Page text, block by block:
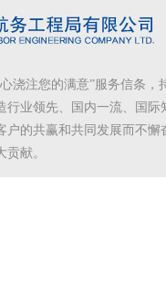
浇注您的满意”服务信条，
行业领先、国内一流、国际
户的共赢和共同发展而不懈
献。